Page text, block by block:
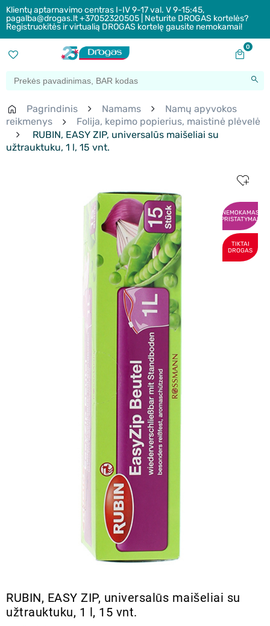
Klientų aptarnavimo centras I-IV 9-17 val. V 9-15:45,
pagalba@drogas.lt +37052320505 | Neturite DROGAS kortelės?
Registruokitės ir virtualią DROGAS kortelę gausite nemokamai!
0
Pagrindinis Namams
Namų apyvokos
reikmenys
Folija, kepimo popierius, maistinė plėvelė
RUBIN, EASY ZIP, universalūs maišeliai su
užtrauktuku, 1 l, 15 vnt.
NEMOKAMAS
PRISTATYMAS
TIKTAI
DROGAS
RUBIN, EASY ZIP, universalūs maišeliai su
užtrauktuku, 1 l, 15 vnt.